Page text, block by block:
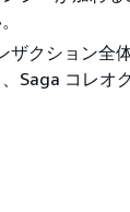
ザクション全
Saga コレオ